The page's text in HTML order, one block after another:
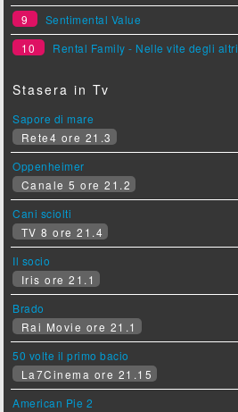
9
Sentimental Value
10
Rental Family - Nelle vite degli altri
Stasera in Tv
Sapore di mare
Rete4 ore 21.3
Oppenheimer
Canale 5 ore 21.2
Cani sciolti
TV 8 ore 21.4
Il socio
Iris ore 21.1
Brado
Rai Movie ore 21.1
50 volte il primo bacio
La7Cinema ore 21.15
American Pie 2